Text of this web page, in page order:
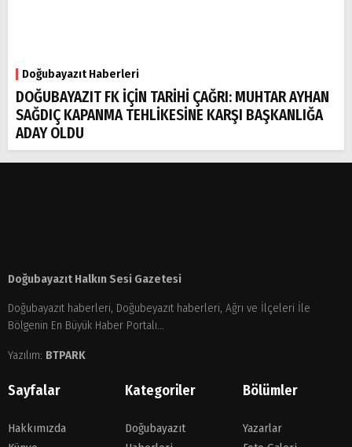
Doğubayazıt Haberleri
DOĞUBAYAZIT FK İÇİN TARİHİ ÇAĞRI: MUHTAR AYHAN
SAĞDIÇ KAPANMA TEHLİKESİNE KARŞI BAŞKANLIĞA
ADAY OLDU
Doğubayazıt Halkın Sesi Gazetesi
Doğubayazıt haberleri, Doğubeyazıt haberleri, Ağrı ve İlçeleri İle
Bölgenin En Büyük Haber Portalı...
Yazılım: BTPARK
Sayfalar
Hakkımızda
Kategoriler
Doğubayazıt
Bölümler
Yazarlar